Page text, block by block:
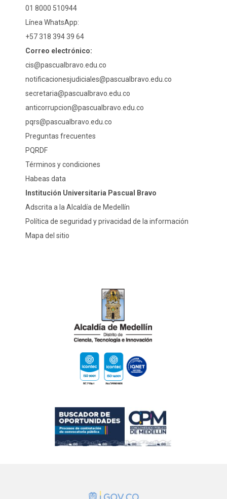
01 8000 510944
Línea WhatsApp:
+57 318 394 39 64
Correo electrónico:
cis@pascualbravo.edu.co
notificacionesjudiciales@pascualbravo.edu.co
secretaria@pascualbravo.edu.co
anticorrupcion@pascualbravo.edu.co
pqrs@pascualbravo.edu.co
Preguntas frecuentes
PQRDF
Términos y condiciones
Habeas data
Institución Universitaria Pascual Bravo
Adscrita a la Alcaldía de Medellín
Política de seguridad y privacidad de la información
Mapa del sitio